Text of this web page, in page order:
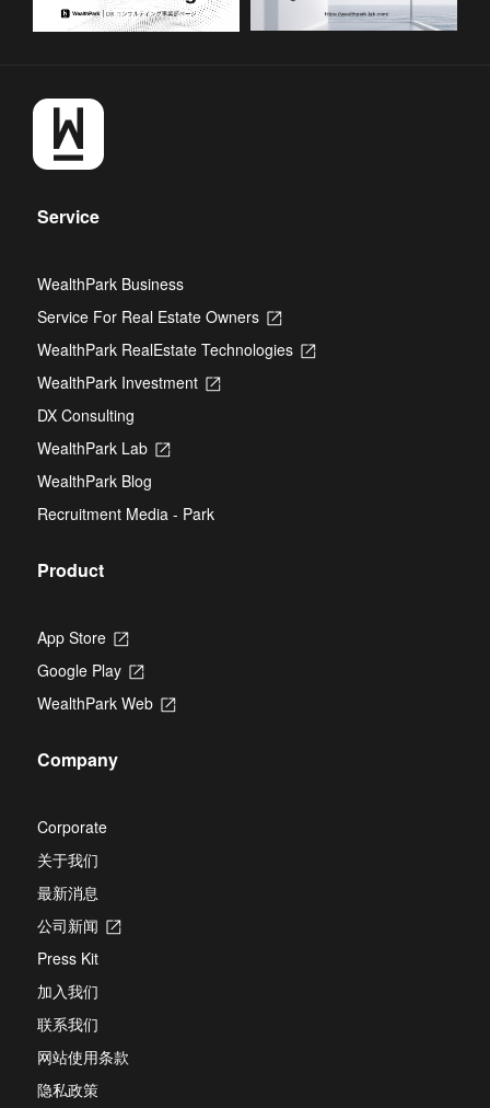
Service
WealthPark Business
Service For Real Estate Owners
Opens
a
WealthPark RealEstate Technologies
Opens
WealthPark Investment
Opens
DX Consulting
WealthPark Lab
Opens
new
tab
WealthPark Blog
Recruitment Media - Park
Product
App Store
Opens
a
new
tab
Google Play
Opens
a
WealthPark Web
Opens
Company
Corporate
关于我们
最新消息
公司新闻
Opens
Press Kit
加入我们
联系我们
网站使用条款
隐私政策